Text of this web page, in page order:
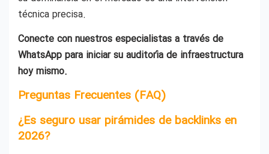
técnica precisa.
Conecte con nuestros especialistas a través de
WhatsApp para iniciar su auditoría de infraestructura
hoy mismo.
Preguntas Frecuentes (FAQ)
¿Es seguro usar pirámides de backlinks en
2026?